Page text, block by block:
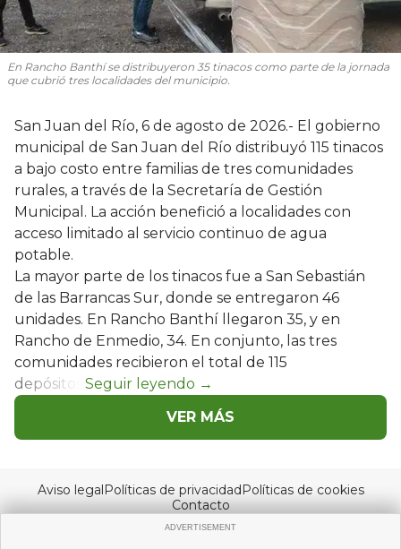
En Rancho Banthí se distribuyeron 35 tinacos como parte de la jornada
que cubrió tres localidades del municipio.
San Juan del Río, 6 de agosto de 2026.- El gobierno
municipal de San Juan del Río distribuyó 115 tinacos
a bajo costo entre familias de tres comunidades
rurales, a través de la Secretaría de Gestión
Municipal. La acción benefició a localidades con
acceso limitado al servicio continuo de agua
potable.
La mayor parte de los tinacos fue a San Sebastián
de las Barrancas Sur, donde se entregaron 46
unidades. En Rancho Banthí llegaron 35, y en
Rancho de Enmedio, 34. En conjunto, las tres
comunidades recibieron el total de 115
depósitos.
VER MÁS
Aviso legalPolíticas de privacidadPolíticas de cookies
Contacto